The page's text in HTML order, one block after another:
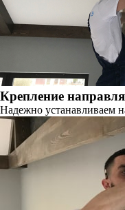
Крепление
Надежно устанавливаем